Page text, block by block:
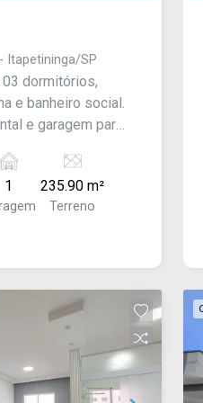
Itapetininga/SP
dormitórios,
e banheiro social.
e garagem para
1 235.90 m²
Terreno